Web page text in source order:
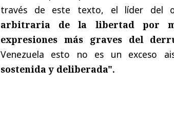
través de este texto, el líder del
arbitraria de la libertad por
expresiones más graves del
Venezuela esto no es un exceso
sostenida y deliberada".